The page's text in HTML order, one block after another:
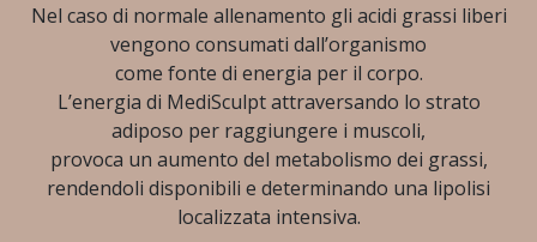
Nel caso di normale allenamento gli acidi grassi liberi
vengono consumati dall’organismo
come fonte di energia per il corpo.
L’energia di MediSculpt attraversando lo strato
adiposo per raggiungere i muscoli,
provoca un aumento del metabolismo dei grassi,
rendendoli disponibili e determinando una lipolisi
localizzata intensiva.